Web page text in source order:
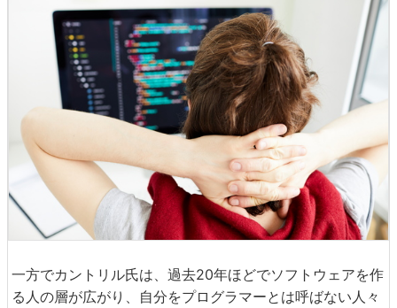
一方でカントリル氏は、過去20年ほどでソフトウェアを作
る人の層が広がり、自分をプログラマーとは呼ばない人々